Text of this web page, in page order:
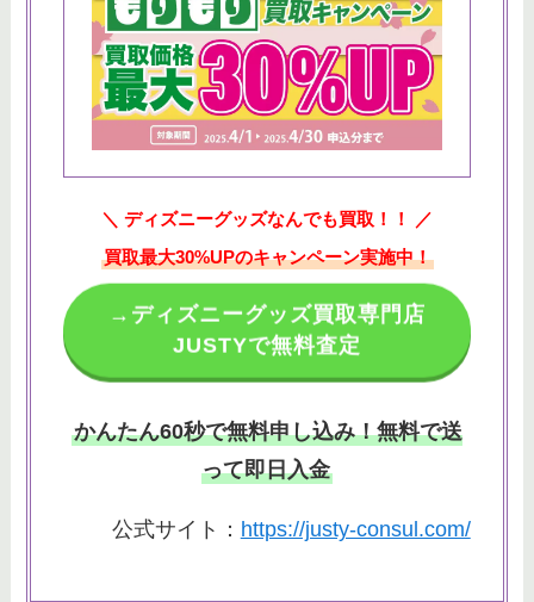
＼ ディズニーグッズなんでも買取！！ ／
買取最大30%UPのキャンペーン実施中！
→ディズニーグッズ買取専門店
JUSTYで無料査定
かんたん60秒で無料申し込み！無料で送
って即日入金
公式サイト： https://justy-consul.com/